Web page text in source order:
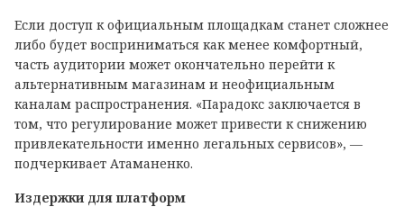
Если доступ к официальным площадкам станет сложнее
либо будет восприниматься как менее комфортный,
часть аудитории может окончательно перейти к
альтернативным магазинам и неофициальным
каналам распространения. «Парадокс заключается в
том, что регулирование может привести к снижению
привлекательности именно легальных сервисов», —
подчеркивает Атаманенко.
Издержки для платформ